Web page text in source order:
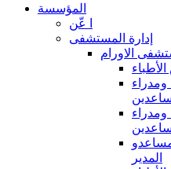
المؤسسة
ا عّن
إدارة المستشفى
الاورام
ومدراء
المدير